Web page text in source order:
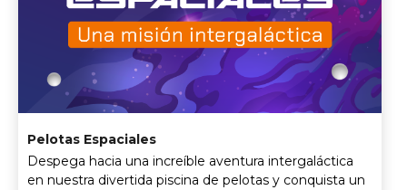
Pelotas Espaciales
Despega hacia una increíble aventura intergaláctica
en nuestra divertida piscina de pelotas y conquista un